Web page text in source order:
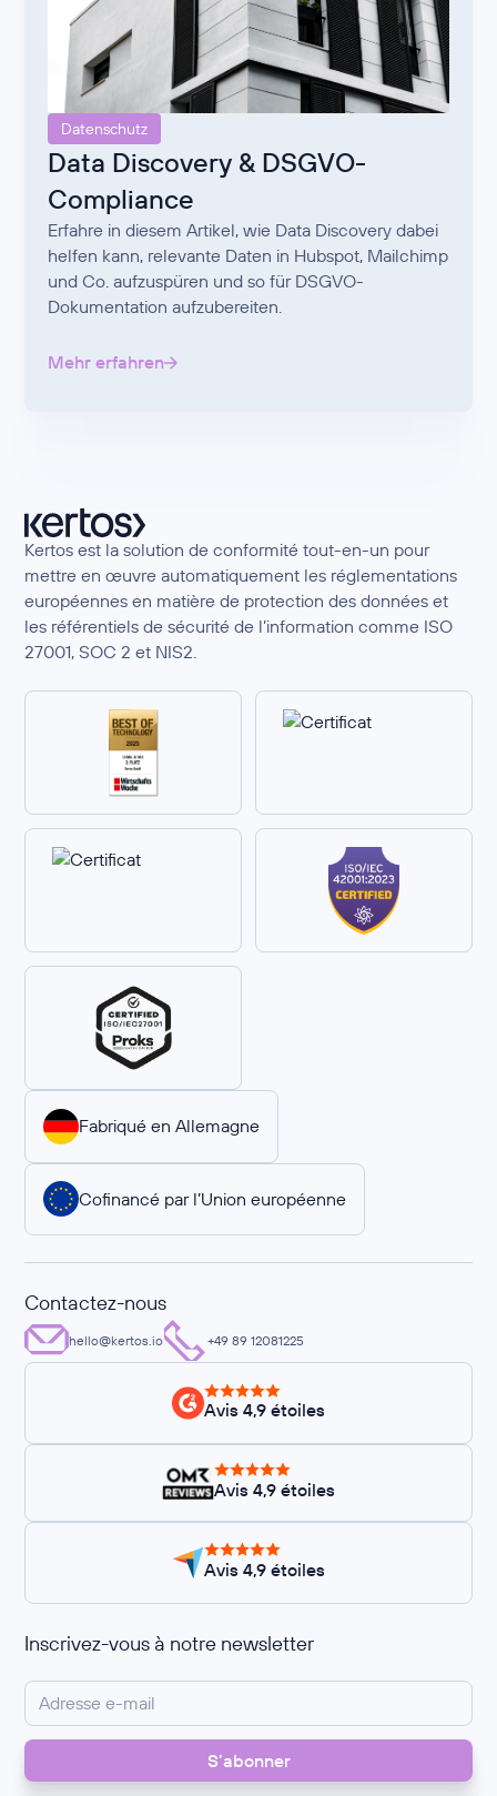
Datenschutz
Data Discovery & DSGVO-
Compliance
Erfahre in diesem Artikel, wie Data Discovery dabei
helfen kann, relevante Daten in Hubspot, Mailchimp
und Co. aufzuspüren und so für DSGVO-
Dokumentation aufzubereiten.
Mehr erfahren
Kertos est la solution de conformité tout-en-un pour
mettre en œuvre automatiquement les réglementations
européennes en matière de protection des données et
les référentiels de sécurité de l’information comme ISO
27001, SOC 2 et NIS2.
Fabriqué en Allemagne
Cofinancé par l’Union européenne
Contactez-nous
hello@kertos.io +49 89 12081225
Avis 4,9 étoiles
Avis 4,9 étoiles
Avis 4,9 étoiles
Inscrivez-vous à notre newsletter